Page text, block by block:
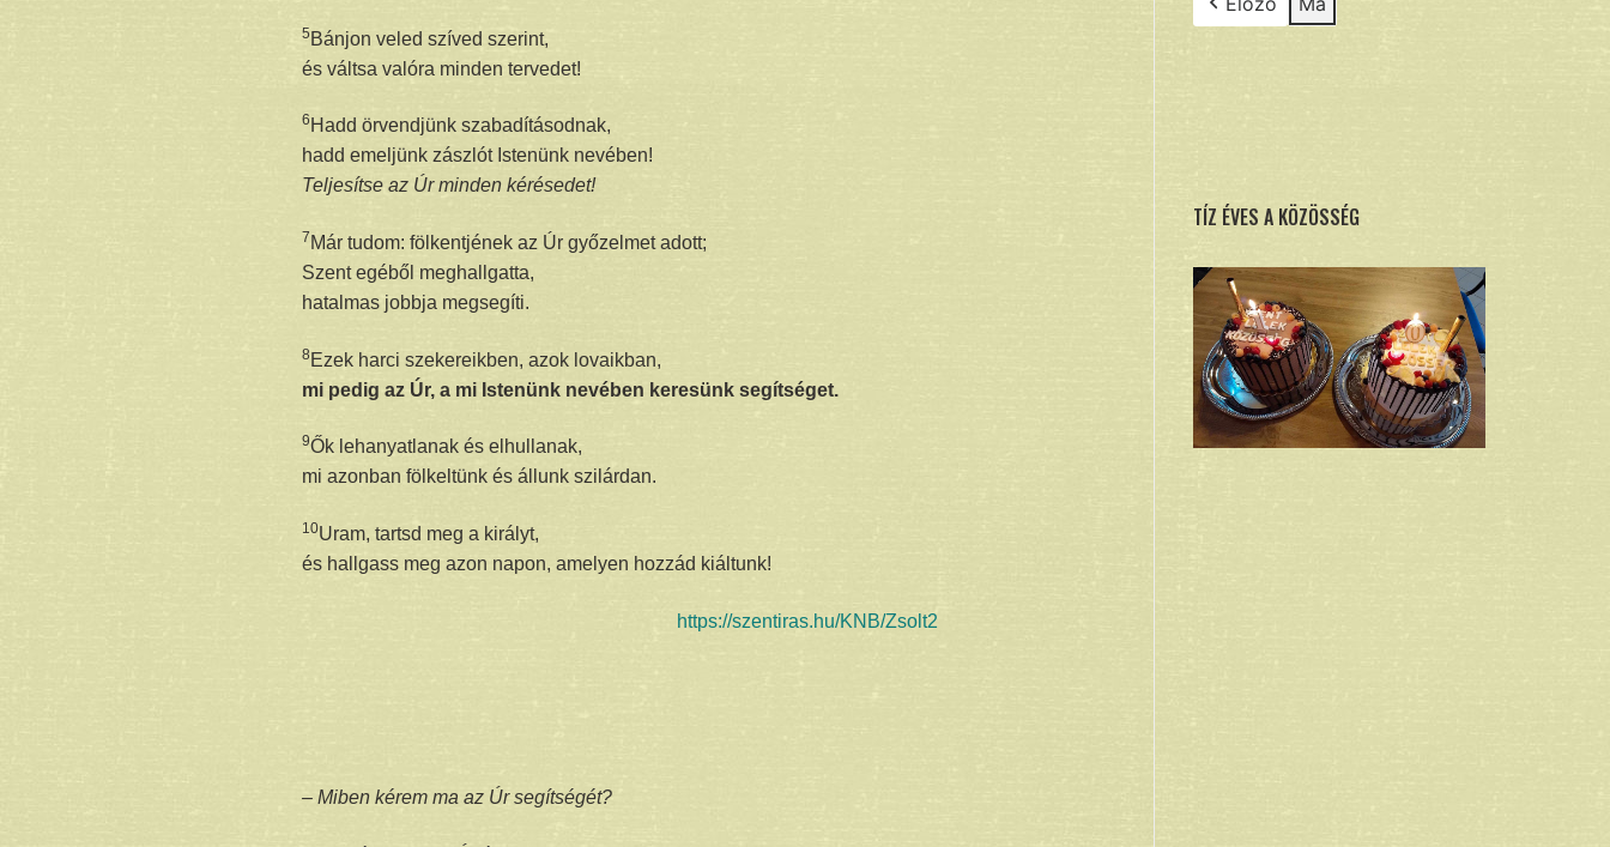
5Bánjon veled szíved szerint,
és váltsa valóra minden tervedet!
6 Hadd örvendjünk szabadításodnak,
hadd emeljünk zászlót Istenünk nevében!
Teljesítse az Úr minden kérésedet!
7 Már tudom: fölkentjének az Úr győzelmet adott;
Szent egéből meghallgatta,
hatalmas jobbja megsegíti.
8Ezek harci szekereikben, azok lovaikban,
mi pedig az Úr, a mi Istenünk nevében keresünk segítséget.
9Ők lehanyatlanak és elhullanak,
mi azonban fölkeltünk és állunk szilárdan.
10Uram, tartsd meg a királyt,
és hallgass meg azon napon, amelyen hozzád kiáltunk!
https://szentiras.hu/KNB/Zsolt2
– Miben kérem ma az Úr segítségét?
TÍZ ÉVES A KÖZÖSSÉG